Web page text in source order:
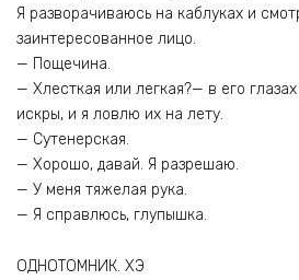
Я разворачиваюсь на каблуках и
заинтересованное лицо.
— Пощечина.
— Хлесткая или легкая?— в его
искры, и я ловлю их на лету.
— Сутенерская.
— Хорошо, давай. Я разрешаю.
— У меня тяжелая рука.
— Я справлюсь, глупышка.
ОДНОТОМНИК. ХЭ